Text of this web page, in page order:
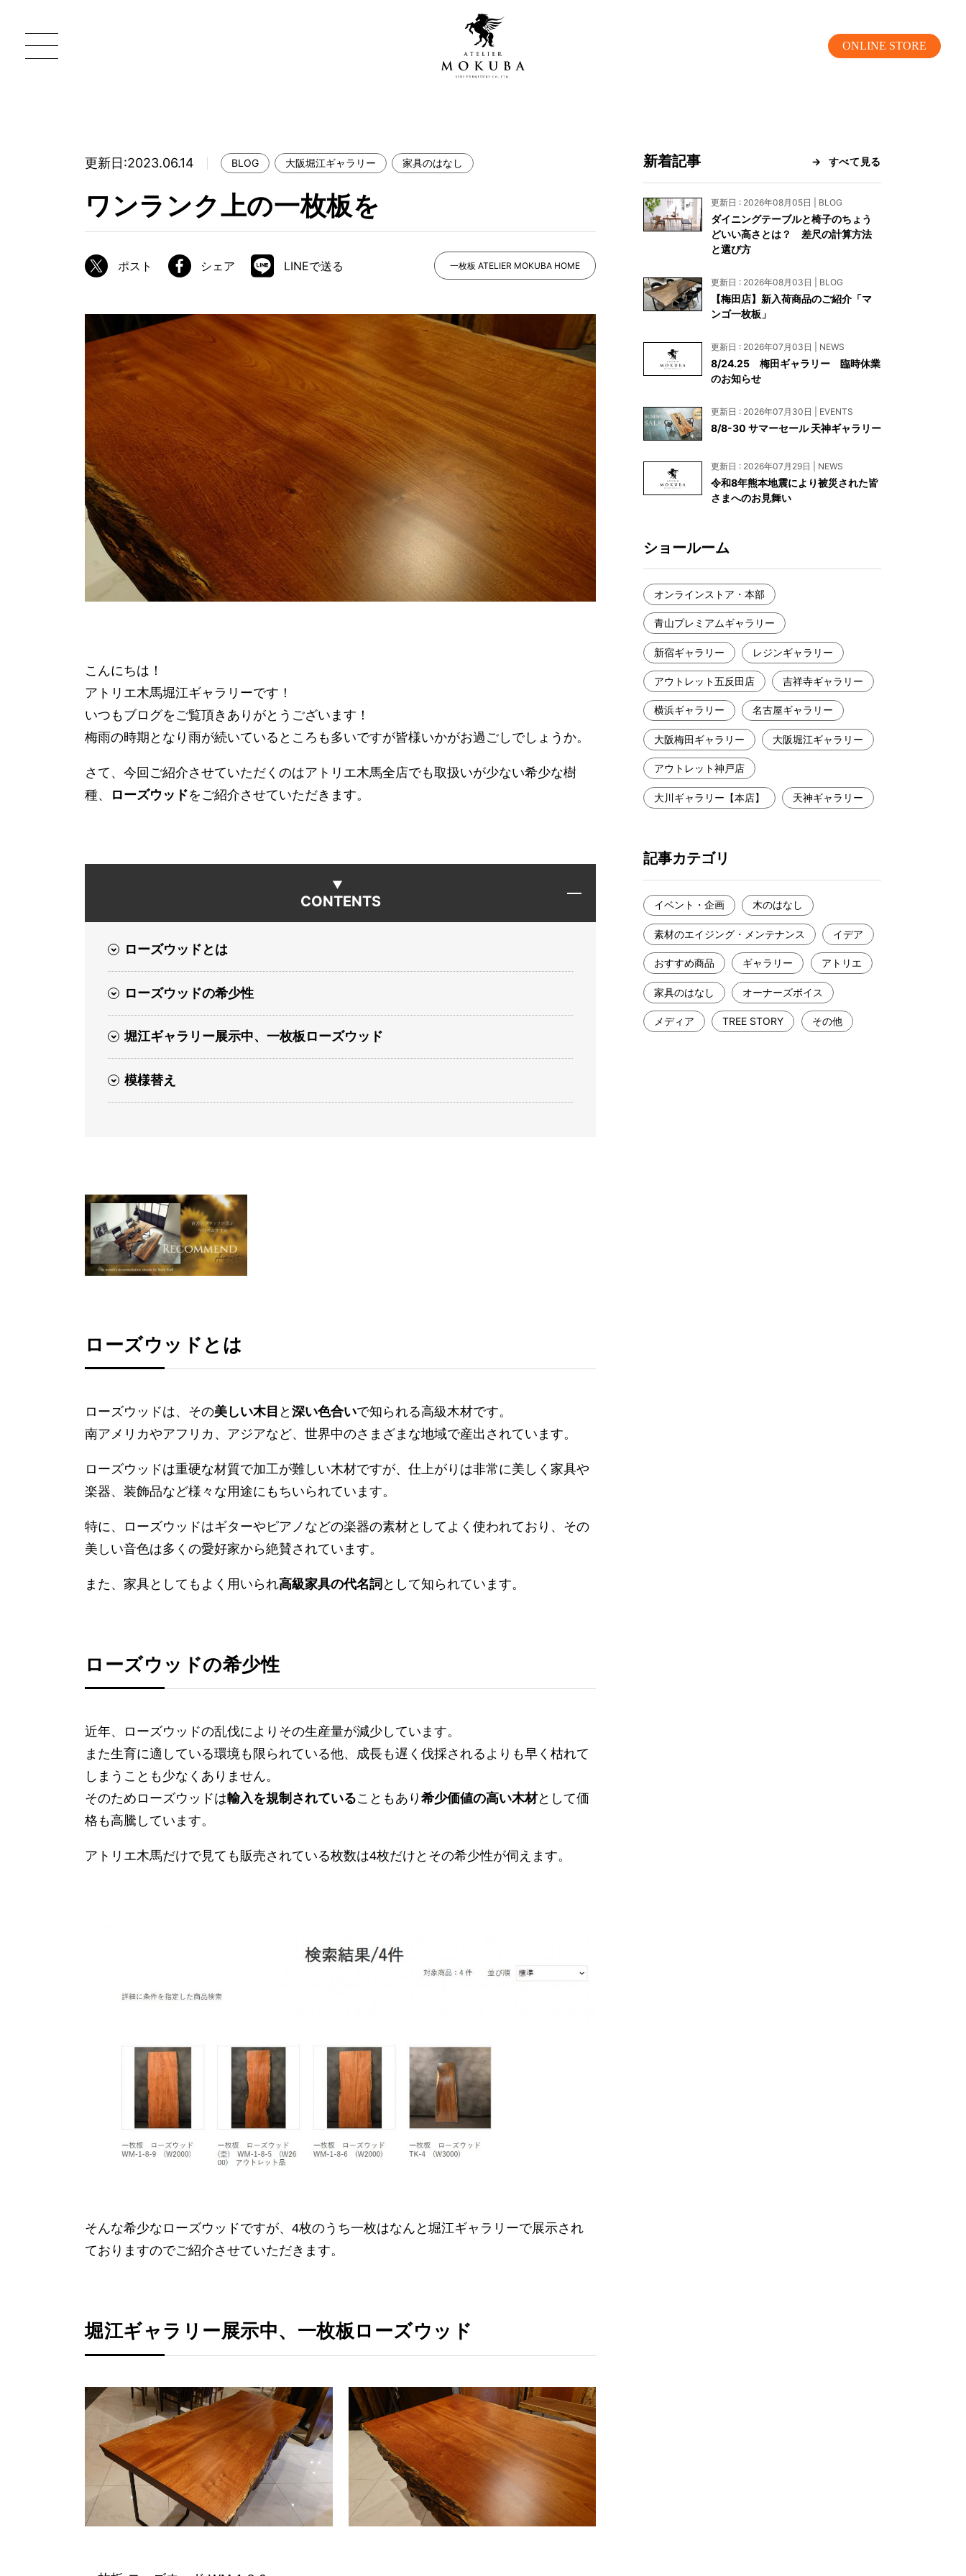
ONLINE STORE
MOKUBA について
製造工程
加工技術
ATELIER MOKUBAの一枚板テーブル
ATELIER MOKUBAの一枚板×異素材
特別なダイニングチェア
一枚板用のテーブル脚
樹種紹介
コーディネート集
メンテナンス方法
青山プレミアムギャラリー
吉祥寺ギャラリー
名古屋ギャラリー
アウトレット神戸店
大川ギャラリー【本店】
天神ギャラリー
公式オンラインストア
WEBカタログ
納品事例
納品事例（住宅・インテリア）
納品事例（店舗・オフィス）
コーディネート集
INFORMATION
NEWS
EVENT
BLOG
メディア美術協力実績
よくあるご質問
お問い合わせ
資料請求
工務店様・設計会社様向けお問い合わせ
一枚板買い取りに関して
更新日:2023.06.14 BLOG 大阪堀江ギャラリー 家具のはなし
ワンランク上の一枚板を
ポスト シェア LINEで送る 一枚板 ATELIER MOKUBA HOME
こんにちは！
アトリエ木馬堀江ギャラリーです！
いつもブログをご覧頂きありがとうございます！
梅雨の時期となり雨が続いているところも多いですが皆様いかがお過ごしでしょうか。
さて、今回ご紹介させていただくのはアトリエ木馬全店でも取扱いが少ない希少な樹
種、
ローズウッドをご紹介させていただきます。
CONTENTS
ローズウッドとは
ローズウッドの希少性
堀江ギャラリー展示中、一枚板ローズウッド
模様替え
ローズウッドとは
ローズウッドは、その美しい木目 と 深い色合いで知られる高級木材です。
南アメリカやアフリカ、アジアなど、世界中のさまざまな地域で産出されています。
ローズウッドは重硬な材質で加工が難しい木材ですが、仕上がりは非常に美しく家具や
楽器、装飾品など様々な用途にもちいられています。
特に、ローズウッドはギターやピアノなどの楽器の素材としてよく使われており、その
美しい音色は多くの愛好家から絶賛されています。
また、家具としてもよく用いられ高級家具の代名詞 として知られています。
ローズウッドの希少性
近年、ローズウッドの乱伐によりその生産量が減少しています。
また生育に適している環境も限られている他、成長も遅く伐採されるよりも早く枯れて
しまうことも少なくありません。
そのためローズウッドは輸入を規制されていることもあり 希少価値の高い木材として価
格も高騰しています。
アトリエ木馬だけで見ても販売されている枚数は4枚だけとその希少性が伺えます。
そんな希少なローズウッドですが、4枚のうち一枚はなんと堀江ギャラリーで展示され
ておりますのでご紹介させていただきます。
堀江ギャラリー展示中、一枚板ローズウッド
新着記事 すべて見る
更新日 : 2026年08月05日 | BLOG
ダイニングテーブルと椅子のちょう
どいい高さとは？ 差尺の計算方法
と選び方
更新日 : 2026年08月03日 | BLOG
【梅田店】新入荷商品のご紹介「マ
ンゴ一枚板」
更新日 : 2026年07月03日 | NEWS
8/24.25 梅田ギャラリー 臨時休業
のお知らせ
更新日 : 2026年07月30日 | EVENTS
8/8-30 サマーセール 天神ギャラリー
更新日 : 2026年07月29日 | NEWS
令和8年熊本地震により被災された皆
さまへのお見舞い
ショールーム
オンラインストア・本部
青山プレミアムギャラリー
新宿ギャラリー レジンギャラリー
アウトレット五反田店 吉祥寺ギャラリー
横浜ギャラリー 名古屋ギャラリー
大阪梅田ギャラリー 大阪堀江ギャラリー
アウトレット神戸店
大川ギャラリー【本店】 天神ギャラリー
記事カテゴリ
イベント・企画 木のはなし
素材のエイジング・メンテナンス イデア
おすすめ商品 ギャラリー アトリエ
家具のはなし オーナーズボイス
メディア TREE STORY その他